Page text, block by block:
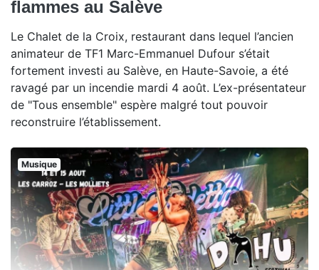
flammes au Salève
Le Chalet de la Croix, restaurant dans lequel l’ancien
animateur de TF1 Marc-Emmanuel Dufour s’était
fortement investi au Salève, en Haute-Savoie, a été
ravagé par un incendie mardi 4 août. L’ex-présentateur
de "Tous ensemble" espère malgré tout pouvoir
reconstruire l’établissement.
Musique